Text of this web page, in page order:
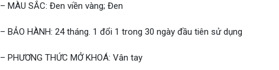
– MÀU SẮC: Đen viền vàng; Đen
– BẢO HÀNH: 24 tháng. 1 đổi 1 trong 30 ngày đầu tiên sử dụng
– PHƯƠNG THỨC MỞ KHOÁ: Vân tay